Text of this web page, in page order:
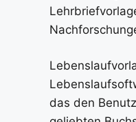
das den